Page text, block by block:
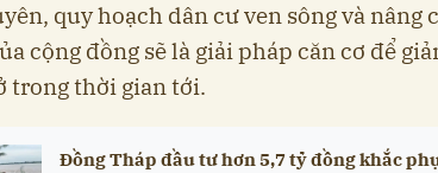
quy hoạch dân cư ven sông và nâng
cộng đồng sẽ là giải pháp căn cơ để
trong thời gian tới.
Đồng Tháp đầu tư hơn 5,7 tỷ đồng khắc